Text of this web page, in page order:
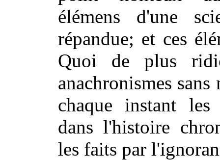
élémens d'une
répandue; et ces
Quoi de plus
anachronismes
chaque instant les
dans l'histoire
les faits par